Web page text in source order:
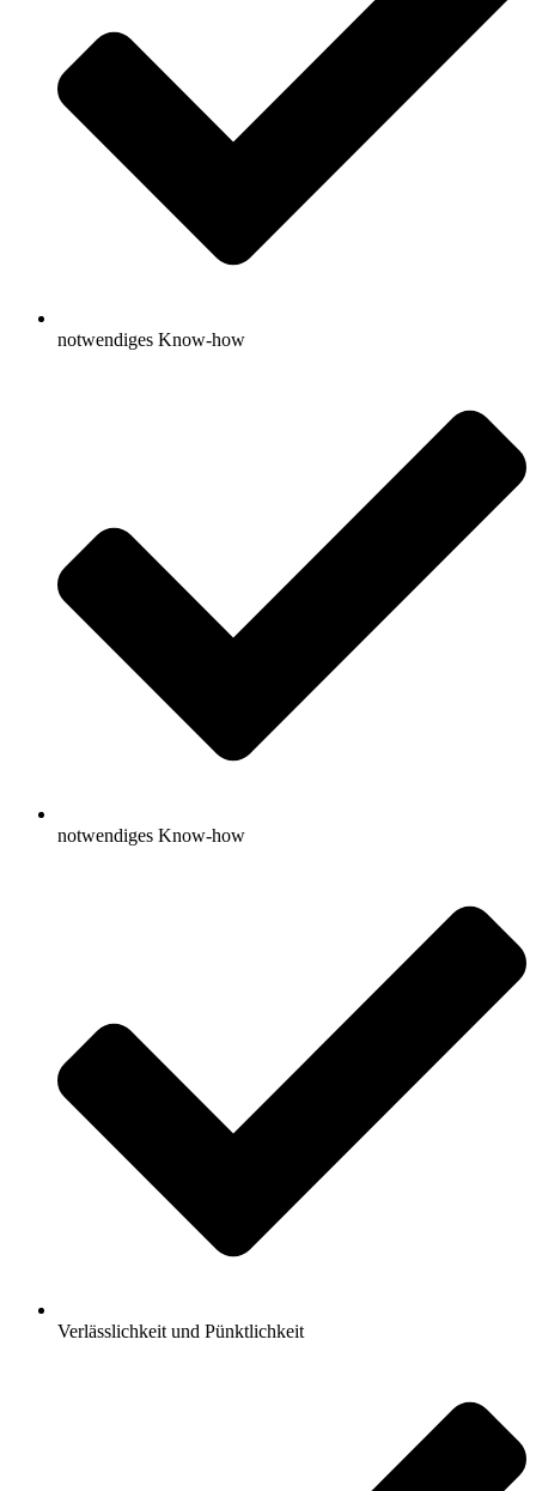
notwendiges Know-how
notwendiges Know-how
Verlässlichkeit und Pünktlichkeit